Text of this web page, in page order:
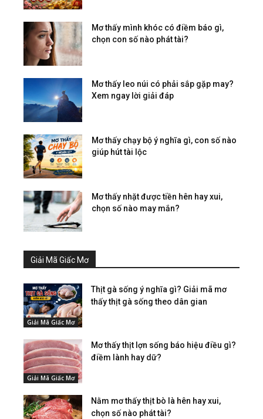
Mơ thấy mình khóc có điềm báo gì,
chọn con số nào phát tài?
Mơ thấy leo núi có phải sắp gặp may?
Xem ngay lời giải đáp
Mơ thấy chạy bộ ý nghĩa gì, con số nào
giúp hút tài lộc
Mơ thấy nhặt được tiền hên hay xui,
chọn số nào may mắn?
Giải Mã Giấc Mơ
Giải Mã Giấc Mơ
Thịt gà sống ý nghĩa gì? Giải mã mơ
thấy thịt gà sống theo dân gian
Giải Mã Giấc Mơ
Mơ thấy thịt lợn sống báo hiệu điều gì?
điềm lành hay dữ?
Nằm mơ thấy thịt bò là hên hay xui,
chọn số nào phát tài?